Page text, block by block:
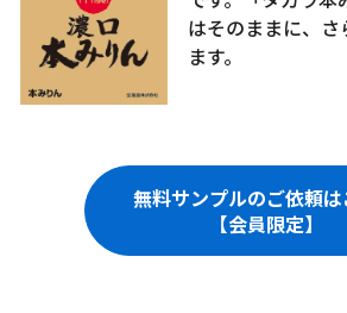
はそのままに、
ます。
無料サンプルのご依頼は
【会員限定】